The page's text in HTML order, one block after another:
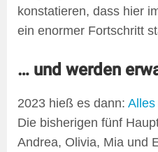
konstatieren, dass hier
ein enormer Fortschritt
… und werden
2023 hieß es dann: Alles
Die bisherigen fünf
Andrea, Olivia, Mia und